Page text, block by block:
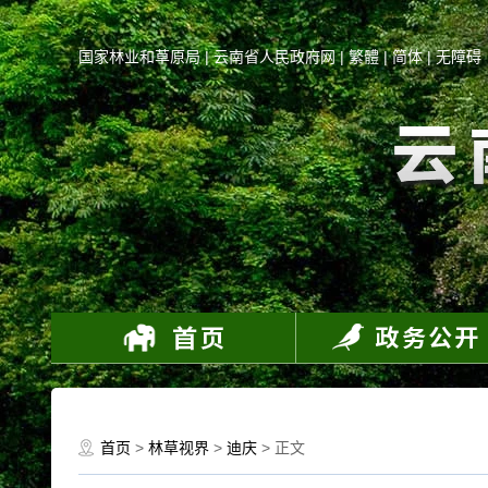
国家林业和草原局|云南省人民政府网|繁體|简体|无障碍
首页 > 林草视界 > 迪庆 > 正文